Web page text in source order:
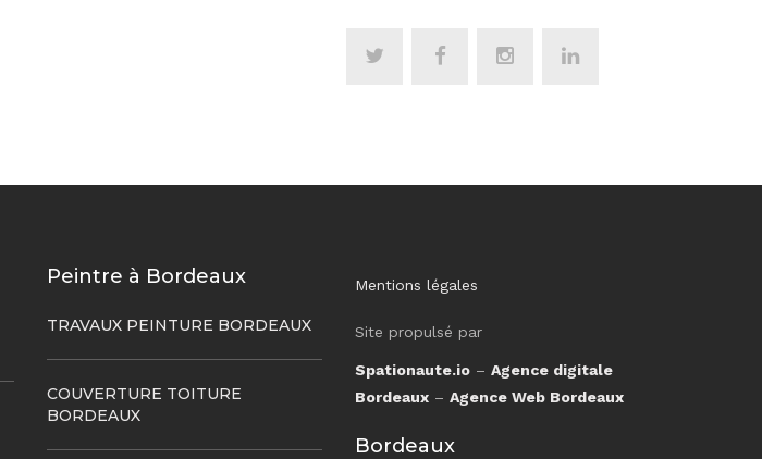
Peintre à Bordeaux
TRAVAUX PEINTURE BORDEAUX
COUVERTURE TOITURE
BORDEAUX
Mentions légales
Site propulsé par
Spationaute.io– Agence digitale
Bordeaux– Agence Web Bordeaux
Bordeaux